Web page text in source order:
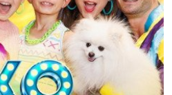
vzťah k sebe, Valentín bez